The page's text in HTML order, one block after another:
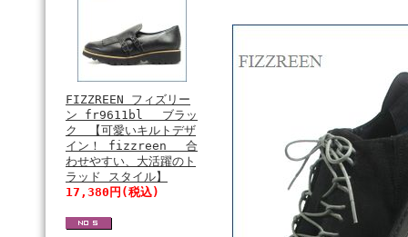
FIZZREEN フィズリー
ン fr9611bl ブラッ
ク 【可愛いキルトデザ
イン！ fizzreen 合
わせやすい、大活躍のト
ラッド スタイル】
17,380円(税込)